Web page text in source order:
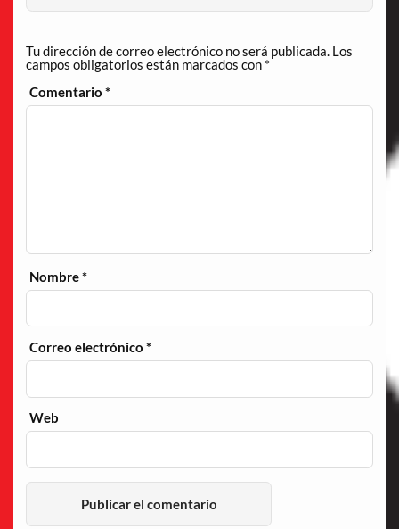
Tu dirección de correo electrónico no será publicada. Los
campos obligatorios están marcados con *
Comentario*
Nombre*
Correo electrónico*
Web